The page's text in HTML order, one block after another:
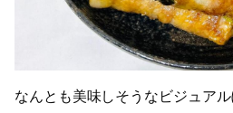
なんとも美味しそうなビジュア